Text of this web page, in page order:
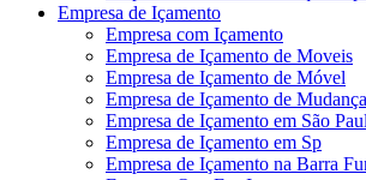
Empresa de Içamento
Empresa com Içamento
Empresa de Içamento de Moveis
Empresa de Içamento de Móvel
Empresa de Içamento de
Empresa de Içamento em São
Empresa de Içamento em Sp
Empresa de Içamento na Barra